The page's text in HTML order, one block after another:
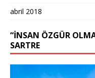
abril 2018
“İNSAN ÖZGÜR
SARTRE